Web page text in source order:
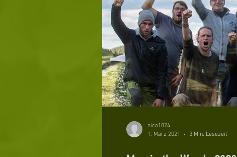
nico1824
1. März 2021
3 Min. Lesezeit